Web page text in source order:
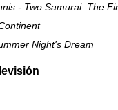
- Two Samurai: The
Night's Dream